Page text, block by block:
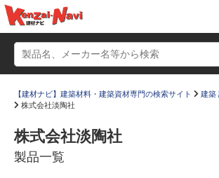
【建材ナビ】建築材料・建築資材専門の検索サイト
建築
株式会社淡陶社
株式会社淡陶社
製品一覧